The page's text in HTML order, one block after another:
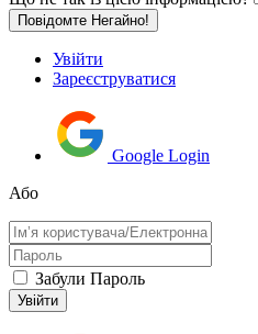
Повідомте Негайно!
Увійти
Зареєструватися
Google Login
Або
Забули Пароль